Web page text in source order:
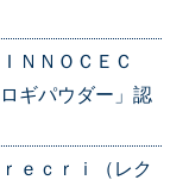
ＮＮＯＣＥＣ
ギパウダー」認
ｅｃｒｉ（レク